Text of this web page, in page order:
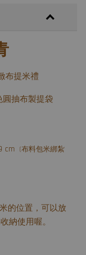
布提米禮
圓抽布製提袋
cm (布料包米綁紮
的位置，可以放
納使用喔。